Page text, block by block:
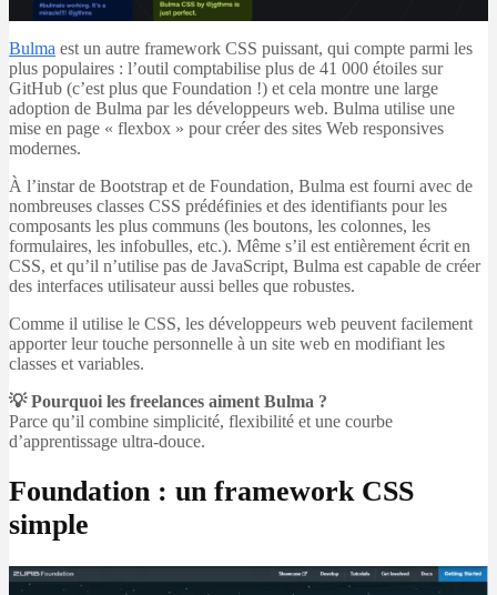
Bulma est un autre framework CSS puissant, qui compte parmi les
plus populaires : l’outil comptabilise plus de 41 000 étoiles sur
GitHub (c’est plus que Foundation !) et cela montre une large
adoption de Bulma par les développeurs web. Bulma utilise une
mise en page « flexbox » pour créer des sites Web responsives
modernes.
À l’instar de Bootstrap et de Foundation, Bulma est fourni avec de
nombreuses classes CSS prédéfinies et des identifiants pour les
composants les plus communs (les boutons, les colonnes, les
formulaires, les infobulles, etc.). Même s’il est entièrement écrit en
CSS, et qu’il n’utilise pas de JavaScript, Bulma est capable de créer
des interfaces utilisateur aussi belles que robustes.
Comme il utilise le CSS, les développeurs web peuvent facilement
apporter leur touche personnelle à un site web en modifiant les
classes et variables.
💡 Pourquoi les freelances aiment Bulma ?
Parce qu’il combine simplicité, flexibilité et une courbe
d’apprentissage ultra-douce.
Foundation : un framework CSS
simple